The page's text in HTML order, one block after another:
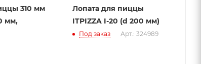
310 мм
мм,
Лопата для пиццы
ITPIZZA I-20 (d 200 мм)
Под заказ Арт.: 324989